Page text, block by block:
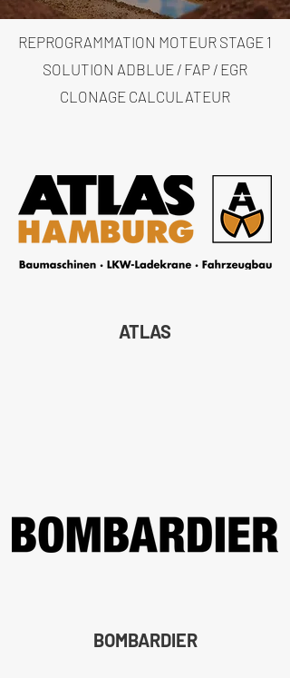
REPROGRAMMATION MOTEUR STAGE 1
SOLUTION ADBLUE / FAP / EGR
CLONAGE CALCULATEUR
ATLAS
BOMBARDIER